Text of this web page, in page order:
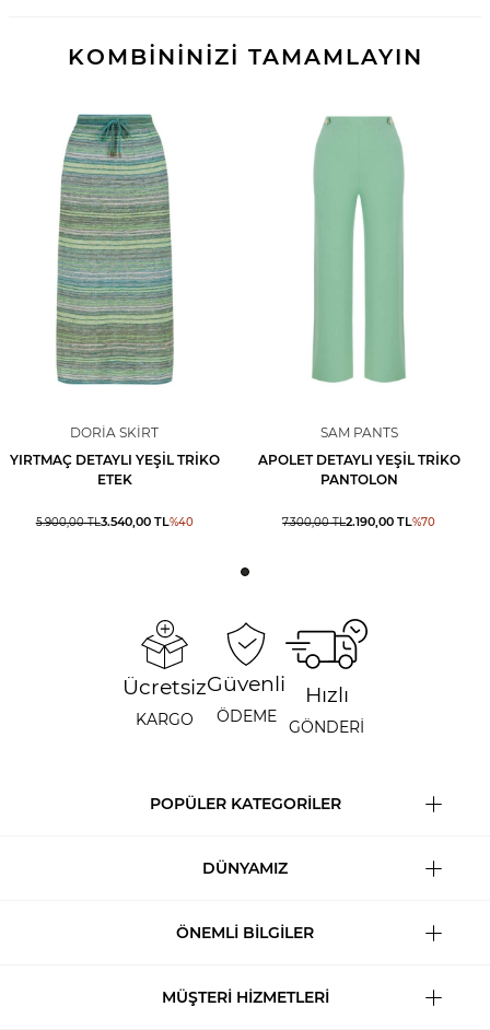
KOMBİNİNİZİ TAMAMLAYIN
DORIA SKIRT
YIRTMAÇ DETAYLI YEŞIL TRIKO
ETEK
5.900,00TL3.540,00TL%40
SAM PANTS
APOLET DETAYLI YEŞIL TRIKO
PANTOLON
7.300,00TL2.190,00 TL%70
Ücretsiz
KARGO
Güvenli
ÖDEME
Hızlı
GÖNDERİ
POPÜLER KATEGORİLER
DÜNYAMIZ
ÖNEMLİ BİLGİLER
MÜŞTERİ HİZMETLERİ